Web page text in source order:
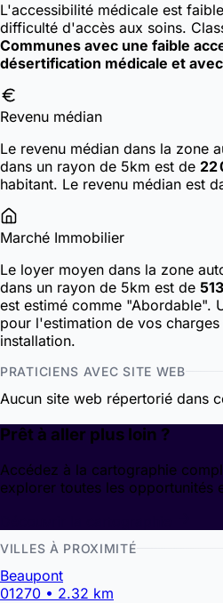
L'accessibilité médicale est
difficulté d'accès aux soins.
Communes avec une faible
désertification médicale et
Revenu médian
Le revenu médian dans la zone
dans un rayon de 5km est de 22
habitant. Le revenu médian est
Marché Immobilier
Le loyer moyen dans la zone
dans un rayon de 5km est de
est estimé comme "Abordable".
pour l'estimation de vos
installation.
PRATICIENS AVEC SITE WEB
Aucun site web répertorié dans
Prêt à aller plus loin ?
Accédez à la cartographie
explorer toutes les opportunités
VILLES À PROXIMITÉ
Beaupont
01270 • 2.32 km